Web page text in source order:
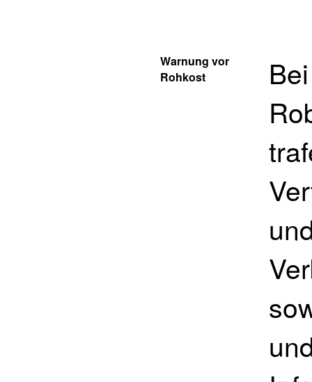
Warnung vor
Rohkost